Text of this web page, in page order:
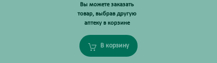
Вы можете заказать
товар, выбрав другую
аптеку в корзине
В корзину